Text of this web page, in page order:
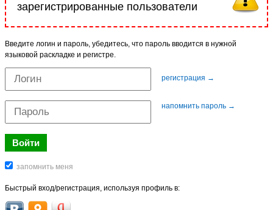
зарегистрированные пользователи
Введите логин и пароль, убедитесь, что пароль вводится в нужной
языковой раскладке и регистре.
регистрация →
напомнить пароль →
Быстрый вход/регистрация, используя профиль в: